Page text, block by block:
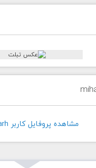
مشاهده پروفايل کاربر mihantarh